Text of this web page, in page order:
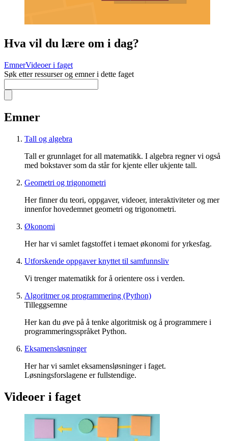
Hva vil du lære om i dag?
EmnerVideoer i faget
Søk etter ressurser og emner i dette faget
Emner
Tall og algebra
Tall er grunnlaget for all matematikk. I algebra regner vi også
med bokstaver som da står for kjente eller ukjente tall.
Geometri og trigonometri
Her finner du teori, oppgaver, videoer, interaktiviteter og mer
innenfor hovedemnet geometri og trigonometri.
Økonomi
Her har vi samlet fagstoffet i temaet økonomi for yrkesfag.
Utforskende oppgaver knyttet til samfunnsliv
Vi trenger matematikk for å orientere oss i verden.
Algoritmer og programmering (Python)
Tilleggsemne
Her kan du øve på å tenke algoritmisk og å programmere i
programmeringsspråket Python.
Eksamensløsninger
Her har vi samlet eksamensløsninger i faget.
Løsningsforslagene er fullstendige.
Videoer i faget